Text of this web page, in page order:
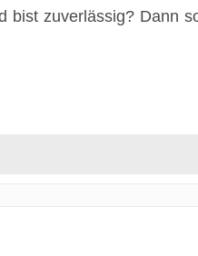
bist zuverlässig? Dann